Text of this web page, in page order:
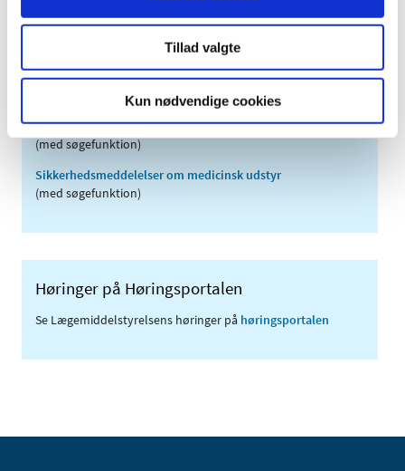
Tillad valgte
Kun nødvendige cookies
Meddelelser om forsyning af medicin til mennesker og dyr
(med søgefunktion)
Sikkerhedsmeddelelser om medicinsk udstyr
(med søgefunktion)
Høringer på Høringsportalen
Se Lægemiddelstyrelsens høringer på høringsportalen